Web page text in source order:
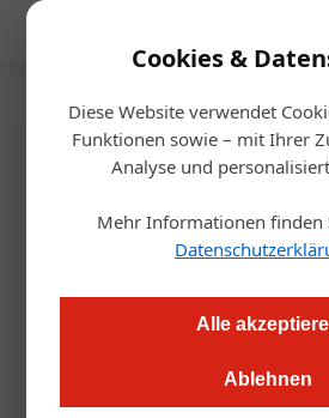
Cookies &
Diese Website verwendet
Funktionen sowie – mit Ihrer
Analyse und
Mehr Informationen finden
Alle
Ablehnen
Startseite/Gastro &
Neueröffnung
Hubert Wallner
Am 15. September eröffnet das